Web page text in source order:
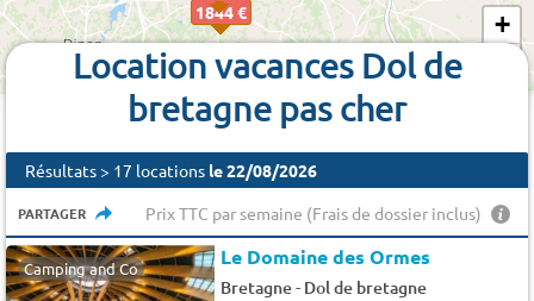
1844 €
+
Location vacances Dol de
bretagne pas cher
Résultats > 17 locations le 22/08/2026
PARTAGER Prix TTC par semaine (Frais de dossier inclus)
Camping and Co Le Domaine des Ormes
Bretagne- Dol de bretagne